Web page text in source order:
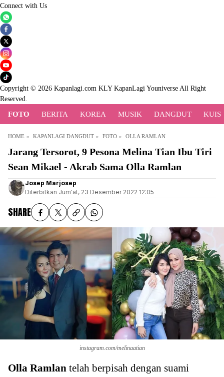
Connect with Us
Copyright © 2026 Kapanlagi.com KLY KapanLagi Youniverse All Right
Reserved.
FOTO BERITA KOREA MUSIK DANGDUT KUIS
HOME KAPANLAGI DANGDUT FOTO OLLA RAMLAN
Jarang Tersorot, 9 Pesona Melina Tian Ibu Tiri
Sean Mikael - Akrab Sama Olla Ramlan
Josep Marjosep
Diterbitkan Jum'at, 23 Desember 2022 12:05
SHARE
instagram.com/melinaatian
Olla Ramlan telah berpisah dengan suami